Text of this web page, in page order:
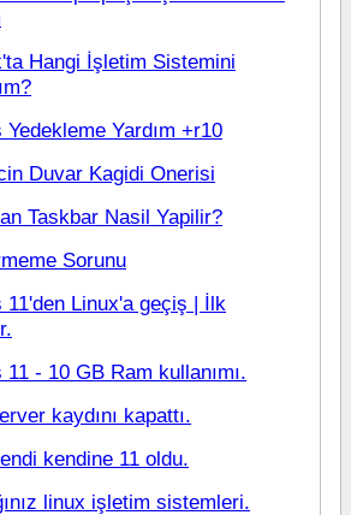
Hangi İşletim Sistemini
Yardım +r10
Duvar Kagidi Onerisi
Taskbar Nasil Yapilir?
Sorunu
11'den Linux'a geçiş | İlk
- 10 GB Ram kullanımı.
kaydını kapattı.
kendine 11 oldu.
linux işletim sistemleri.